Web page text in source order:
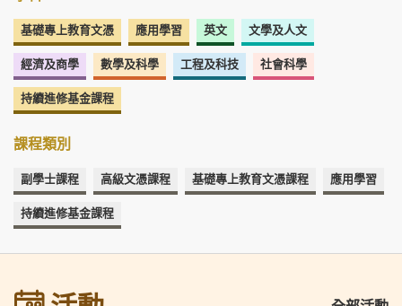
基礎專上教育文憑 應用學習 英文 文學及人文
經濟及商學 數學及科學 工程及科技 社會科學
持續進修基金課程
課程類別
副學士課程 高級文憑課程 基礎專上教育文憑課程 應用學習
持續進修基金課程